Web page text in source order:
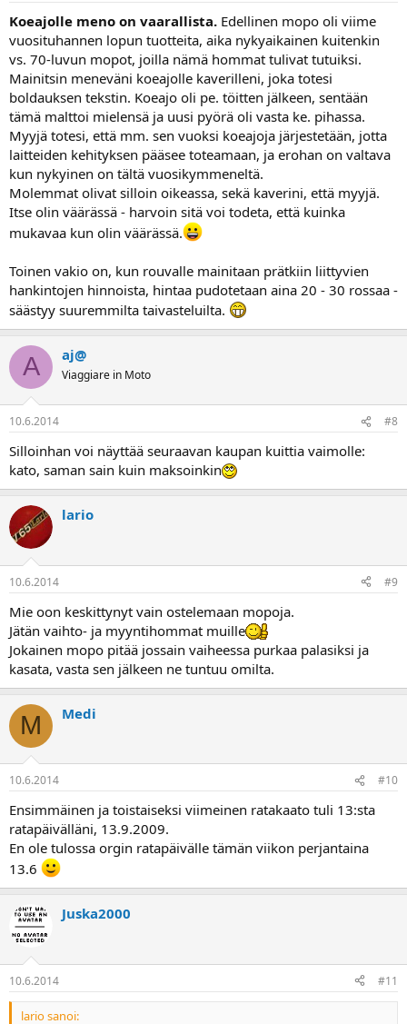
Koeajolle meno on vaarallista. Edellinen mopo oli viime
vuosituhannen lopun tuotteita, aika nykyaikainen kuitenkin
vs. 70-luvun mopot, joilla nämä hommat tulivat tutuiksi.
Mainitsin meneväni koeajolle kaverilleni, joka totesi
boldauksen tekstin. Koeajo oli pe. töitten jälkeen, sentään
tämä malttoi mielensä ja uusi pyörä oli vasta ke. pihassa.
Myyjä totesi, että mm. sen vuoksi koeajoja järjestetään, jotta
laitteiden kehityksen pääsee toteamaan, ja erohan on valtava
kun nykyinen on tältä vuosikymmeneltä.
Molemmat olivat silloin oikeassa, sekä kaverini, että myyjä.
Itse olin väärässä - harvoin sitä voi todeta, että kuinka
mukavaa kun olin väärässä.
Toinen vakio on, kun rouvalle mainitaan prätkiin liittyvien
hankintojen hinnoista, hintaa pudotetaan aina 20 - 30 rossaa -
säästyy suuremmilta taivasteluilta.
A aj@
Viaggiare in Moto
10.6.2014 #8
Silloinhan voi näyttää seuraavan kaupan kuittia vaimolle:
kato, saman sain kuin maksoinkin
lario
10.6.2014 #9
Mie oon keskittynyt vain ostelemaan mopoja.
Jätän vaihto- ja myyntihommat muille
Jokainen mopo pitää jossain vaiheessa purkaa palasiksi ja
kasata, vasta sen jälkeen ne tuntuu omilta.
M Medi
10.6.2014 #10
Ensimmäinen ja toistaiseksi viimeinen ratakaato tuli 13:sta
ratapäivälläni, 13.9.2009.
En ole tulossa orgin ratapäivälle tämän viikon perjantaina
13.6
Juska2000
10.6.2014 #11
lario sanoi: